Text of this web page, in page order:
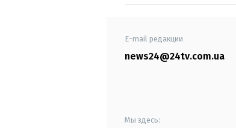
E-mail редакции
news24@24tv.com.ua
Мы здесь: